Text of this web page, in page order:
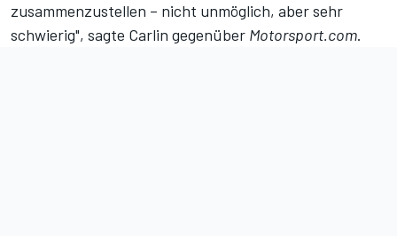
zusammenzustellen – nicht unmöglich, aber sehr
schwierig", sagte Carlin gegenüber Motorsport.com.